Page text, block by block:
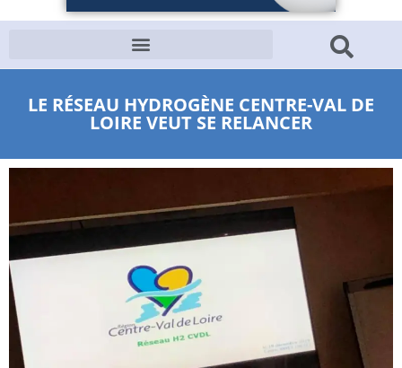
LE RÉSEAU HYDROGÈNE CENTRE-VAL DE
LOIRE VEUT SE RELANCER